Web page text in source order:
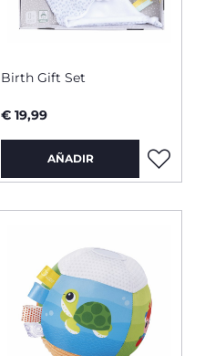
Birth Gift Set
€ 19,99
AÑADIR